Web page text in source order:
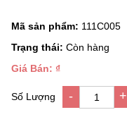
Mã sản phẩm: 111C005
Trạng thái: Còn hàng
Giá Bán: ₫
Số Lượng - 1 +